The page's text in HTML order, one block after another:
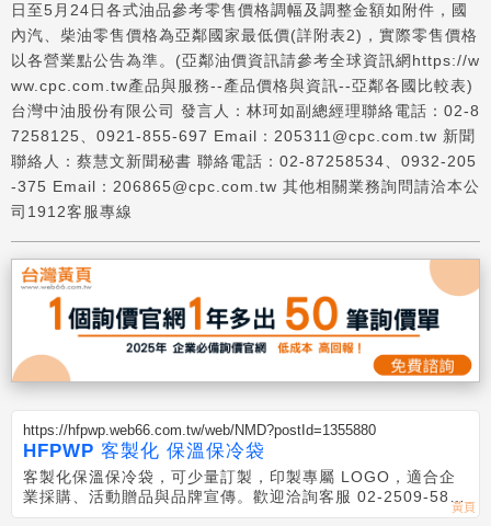
日至5月24日各式油品參考零售價格調幅及調整金額如附件，國
內汽、柴油零售價格為亞鄰國家最低價(詳附表2)，實際零售價格
以各營業點公告為準。(亞鄰油價資訊請參考全球資訊網https://w
ww.cpc.com.tw產品與服務--產品價格與資訊--亞鄰各國比較表)
台灣中油股份有限公司 發言人：林珂如副總經理聯絡電話：02-8
7258125、0921-855-697 Email：205311@cpc.com.tw 新聞
聯絡人：蔡慧文新聞秘書 聯絡電話：02-87258534、0932-205
-375 Email：206865@cpc.com.tw 其他相關業務詢問請洽本公
司1912客服專線
https://hfpwp.web66.com.tw/web/NMD?postId=1355880
HFPWP 客製化 保溫保冷袋
客製化保溫保冷袋，可少量訂製，印製專屬 LOGO，適合企
業採購、活動贈品與品牌宣傳。歡迎洽詢客服 02-2509-589
6